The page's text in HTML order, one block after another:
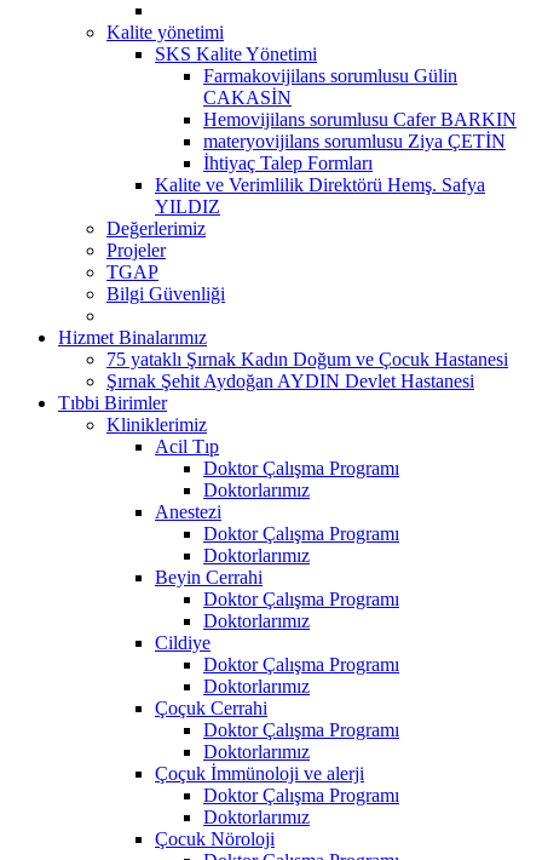
Kalite yönetimi
SKS Kalite Yönetimi
Farmakovijilans sorumlusu Gülin
CAKASİN
Hemovijilans sorumlusu Cafer BARKIN
materyovijilans sorumlusu Ziya ÇETİN
İhtiyaç Talep Formları
Kalite ve Verimlilik Direktörü Hemş. Safya
YILDIZ
Değerlerimiz
Projeler
TGAP
Bilgi Güvenliği
Hizmet Binalarımız
75 yataklı Şırnak Kadın Doğum ve Çocuk Hastanesi
Şırnak Şehit Aydoğan AYDIN Devlet Hastanesi
Tıbbi Birimler
Kliniklerimiz
Acil Tıp
Doktor Çalışma Programı
Doktorlarımız
Anestezi
Doktor Çalışma Programı
Doktorlarımız
Beyin Cerrahi
Doktor Çalışma Programı
Doktorlarımız
Cildiye
Doktor Çalışma Programı
Doktorlarımız
Çoçuk Cerrahi
Doktor Çalışma Programı
Doktorlarımız
Çoçuk İmmünoloji ve alerji
Doktor Çalışma Programı
Doktorlarımız
Çocuk Nöroloji